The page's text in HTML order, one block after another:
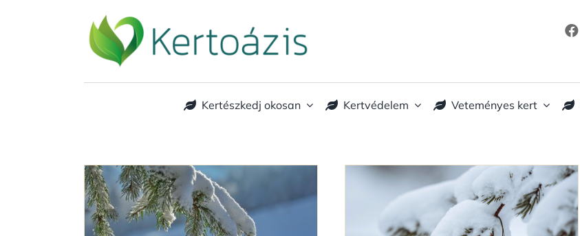
Kertészkedj okosan Kertvédelem Veteményes kert